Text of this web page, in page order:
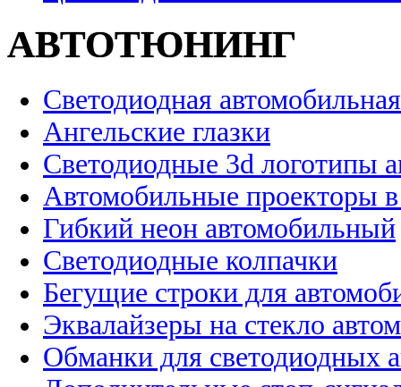
АВТОТЮНИНГ
Светодиодная
Ангельские глазки
Светодиодные 3d логотипы
Автомобильные проекторы
Гибкий неон автомобильный
Светодиодные колпачки
Бегущие строки для
Эквалайзеры на стекло
Обманки для светодиодных